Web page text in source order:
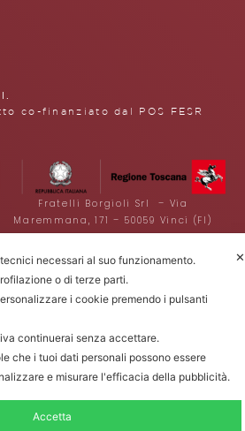
co-finanziato dal POS FESR
Fratelli Borgioli Srl – Via
Maremmana, 171 – 50059 Vinci (FI)
P.I. 00541050480 – © 2022. Tutti i diritti
riservati.
Termini e condizioni di vendita
✕
necessari al suo funzionamento.
o di terze parti.
i cookie premendo i pulsanti
continuerai senza accettare.
che i tuoi dati personali possono essere
e misurare l'efficacia della pubblicità.
Accetta